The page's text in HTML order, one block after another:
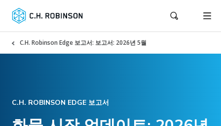
C.H. Robinson Edge 보고서: 보고서: 2026년 5월
C.H. ROBINSON EDGE 보고서